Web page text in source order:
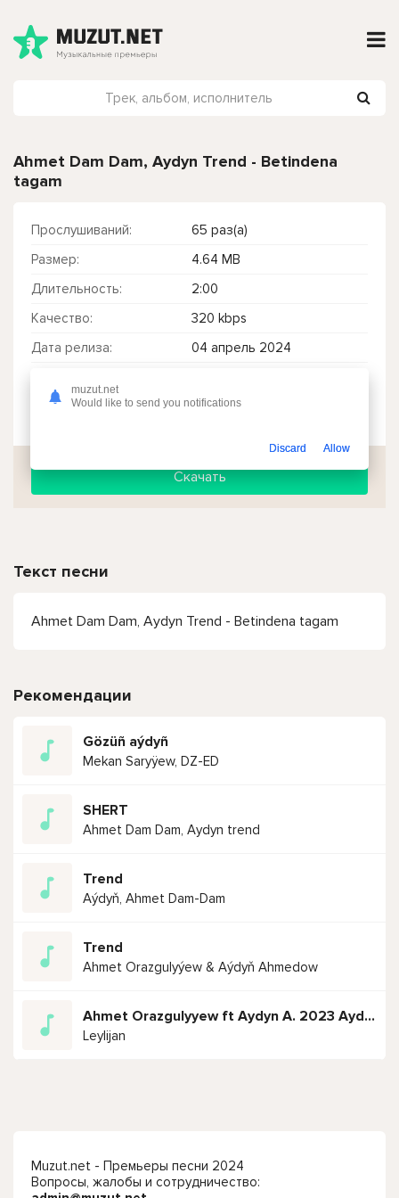
Ahmet Dam Dam, Aydyn Trend - Betindena
tagam
Прослушиваний:
65 раз(а)
Размер:
4.64 MB
Длительность:
2:00
Качество:
320 kbps
Дата релиза:
04 апрель 2024
Скачать
Текст песни
Ahmet Dam Dam, Aydyn Trend - Betindena tagam
Рекомендации
Gözüñ aýdyñ
Mekan Saryÿew, DZ-ED
SHERT
Ahmet Dam Dam, Aydyn trend
Trend
Aýdyň, Ahmet Dam-Dam
Trend
Ahmet Orazgulyýew & Aýdyň Ahmedow
Ahmet Orazgulyyew ft Aydyn A. 2023 Aydymlary
Leylijan
Muzut.net - Премьеры песни 2024
Вопросы, жалобы и сотрудничество:
muzut.net
Would like to send you notifications
Discard Allow